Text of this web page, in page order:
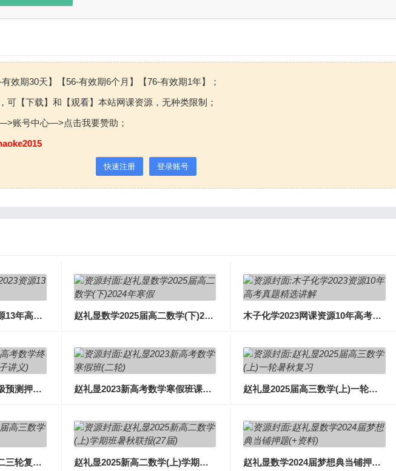
效期30天】【56-有效期6个月】【76-有效期1年】；
可【下载】和【观看】本站网课资源，无种类限制；
账号中心—>点击我要赞助；
快速注册 登录账号
赵礼显数学2023网课资源13年高考真题精选讲解 赵礼显数学2025届高二数学(下)2024年寒假课 木子化学2023网课资源10年高考真题精选讲解
赵礼显2022高考数学终极预测押题点睛班(含电子讲义) 赵礼显2023新高考数学寒假班课程视频全集(二轮) 赵礼显2025届高三数学(上)一轮暑秋复习网课
赵礼显2025届高三数学二三轮复习(寒春班) 赵礼显2025新高二数学(上)学期班暑秋联报(27届) 赵礼显数学2024届梦想典当铺押题课(视频+资料)